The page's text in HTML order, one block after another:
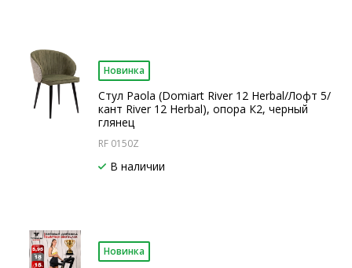
Новинка
Стул Paola (Domiart River 12 Herbal/Лофт 5/
кант River 12 Herbal), опора К2, черный
глянец
RF 0150Z
В наличии
Новинка